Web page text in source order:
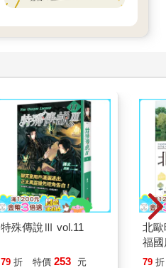
特殊傳說Ⅲ vol.11
79 折 特價 253 元
北
福
79 折